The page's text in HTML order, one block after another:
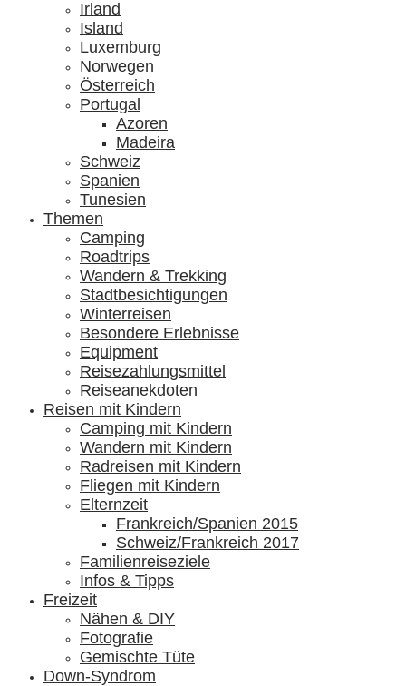
Irland
Island
Luxemburg
Norwegen
Österreich
Portugal
Azoren
Madeira
Schweiz
Spanien
Tunesien
Themen
Camping
Roadtrips
Wandern & Trekking
Stadtbesichtigungen
Winterreisen
Besondere Erlebnisse
Equipment
Reisezahlungsmittel
Reiseanekdoten
Reisen mit Kindern
Camping mit Kindern
Wandern mit Kindern
Radreisen mit Kindern
Fliegen mit Kindern
Elternzeit
Frankreich/Spanien 2015
Schweiz/Frankreich 2017
Familienreiseziele
Infos & Tipps
Freizeit
Nähen & DIY
Fotografie
Gemischte Tüte
Down-Syndrom